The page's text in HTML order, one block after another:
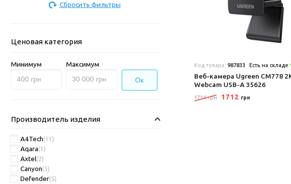
Сбросить фильтры
Ценовая категория
Минимум Максимум
Ок
Производитель изделия
A4Tech(11)
Aqara(1)
Axtel(2)
Canyon(5)
Defender(5)
Код товара: 987833 Есть на складе
Веб-камера Ugreen CM778
Webcam USB-A 35626
1714 грн 1712 грн